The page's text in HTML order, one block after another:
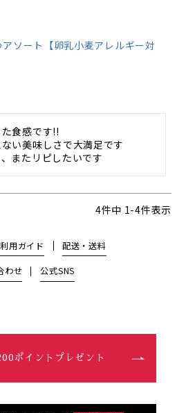
アソート【卵乳小麦アレルギー対
食感です!!
い美味しさで大満足です
またリピしたいです
4件中 1-4件表示
用ガイド 配送・送料
わせ 公式SNS
ポイントプレゼント